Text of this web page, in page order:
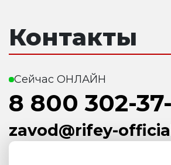
Контакты
Сейчас ОНЛАЙН
8 800 302-
zavod@rifey-